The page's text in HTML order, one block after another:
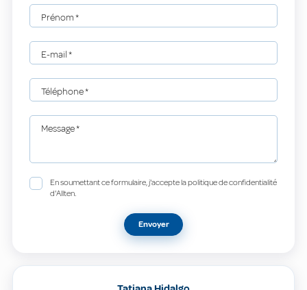
Prénom*
E-mail*
Téléphone*
Message*
En soumettant ce formulaire, j'accepte la politique de confidentialité
d'Allten.
Envoyer